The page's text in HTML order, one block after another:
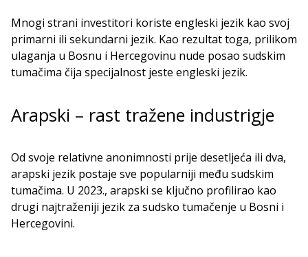
Mnogi strani investitori koriste engleski jezik kao svoj
primarni ili sekundarni jezik. Kao rezultat toga, prilikom
ulaganja u Bosnu i Hercegovinu nude posao sudskim
tumačima čija specijalnost jeste engleski jezik.
Arapski – rast tražene industrigje
Od svoje relativne anonimnosti prije desetljeća ili dva,
arapski jezik postaje sve popularniji među sudskim
tumačima. U 2023., arapski se ključno profilirao kao
drugi najtraženiji jezik za sudsko tumačenje u Bosni i
Hercegovini.